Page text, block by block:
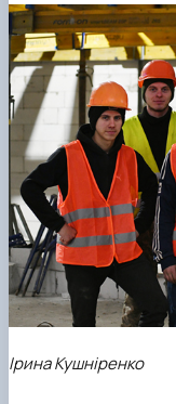
Ірина Кушніренко